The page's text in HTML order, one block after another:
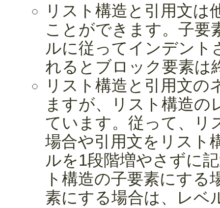
リスト構造と引用文は
ことができます。子要
ルに従ってインデント
れるとブロック要素は
リスト構造と引用文の
ますが、リスト構造の
ています。従って、リ
場合や引用文をリスト
ルを1段階増やさずに
ト構造の子要素にする
素にする場合は、レベ